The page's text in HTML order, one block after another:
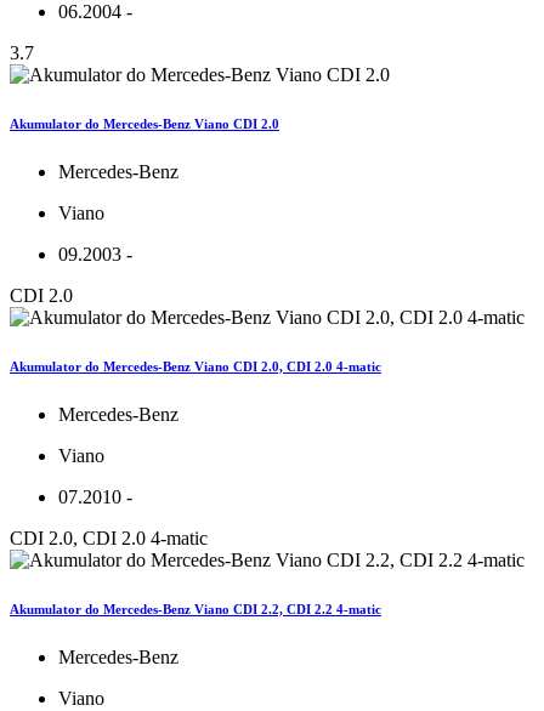
06.2004 -
3.7
Akumulator do Mercedes-Benz Viano CDI 2.0
Mercedes-Benz
Viano
09.2003 -
CDI 2.0
Akumulator do Mercedes-Benz Viano CDI 2.0, CDI 2.0 4-matic
Mercedes-Benz
Viano
07.2010 -
CDI 2.0, CDI 2.0 4-matic
Akumulator do Mercedes-Benz Viano CDI 2.2, CDI 2.2 4-matic
Mercedes-Benz
Viano